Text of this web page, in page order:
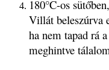
180°C-os
Villát beleszúrva
ha nem tapad rá
meghintve